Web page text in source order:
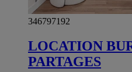
346797192
LOCATION
PARTAGES